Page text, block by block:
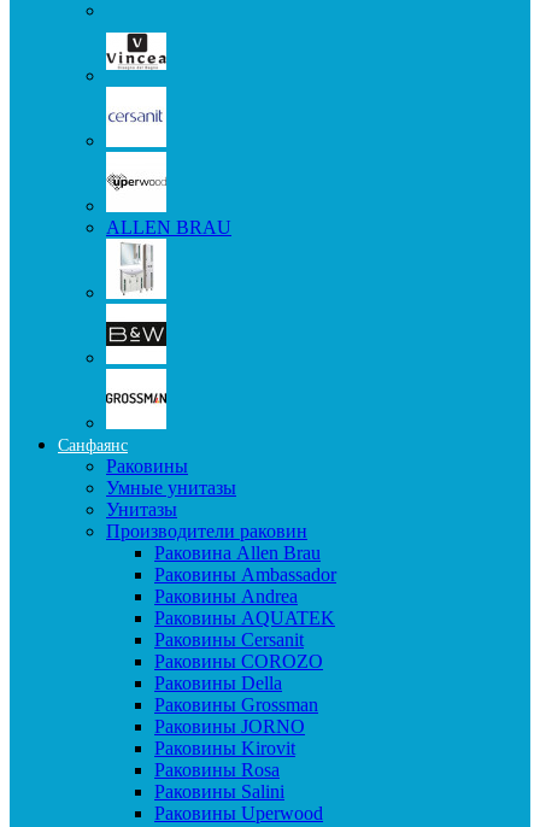
ALLEN BRAU
Санфаянс
Раковины
Умные унитазы
Унитазы
Производители раковин
Раковина Allen Brau
Раковины Ambassador
Раковины Andrea
Раковины AQUATEK
Раковины Cersanit
Раковины COROZO
Раковины Della
Раковины Grossman
Раковины JORNO
Раковины Kirovit
Раковины Rosa
Раковины Salini
Раковины Uperwood